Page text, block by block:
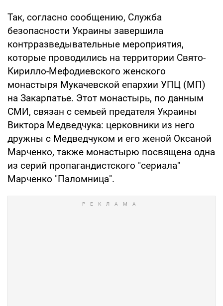
Так, согласно сообщению, Служба
безопасности Украины завершила
контрразведывательные мероприятия,
которые проводились на территории Свято-
Кирилло-Мефодиевского женского
монастыря Мукачевской епархии УПЦ (МП)
на Закарпатье. Этот монастырь, по данным
СМИ, связан с семьей предателя Украины
Виктора Медведчука: церковники из него
дружны с Медведчуком и его женой Оксаной
Марченко, также монастырю посвящена одна
из серий пропагандистского "сериала"
Марченко "Паломница".